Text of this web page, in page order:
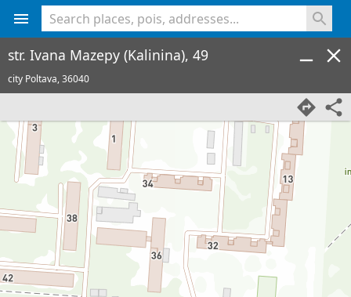
str. Ivana Mazepy (Kalinina), 49
city Poltava,36040
<% console.log(hcard) %>